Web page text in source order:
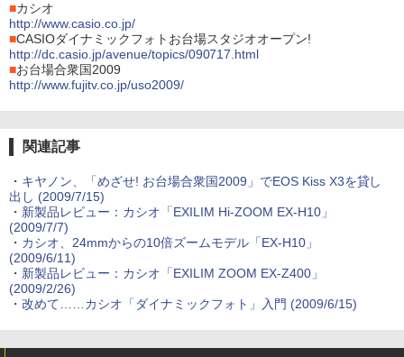
■カシオ
http://www.casio.co.jp/
■CASIOダイナミックフォトお台場スタジオオープン!
http://dc.casio.jp/avenue/topics/090717.html
■お台場合衆国2009
http://www.fujitv.co.jp/uso2009/
関連記事
・ キヤノン、「めざせ! お台場合衆国2009」でEOS Kiss X3を貸し
出し (2009/7/15)
・ 新製品レビュー：カシオ「EXILIM Hi-ZOOM EX-H10」
(2009/7/7)
・ カシオ、24mmからの10倍ズームモデル「EX-H10」
(2009/6/11)
・ 新製品レビュー：カシオ「EXILIM ZOOM EX-Z400」
(2009/2/26)
・ 改めて……カシオ「ダイナミックフォト」入門 (2009/6/15)